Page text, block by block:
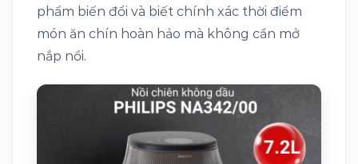
phẩm biến đổi và biết chính xác thời điểm
món ăn chín hoàn hảo mà không cần mở
nắp nồi.